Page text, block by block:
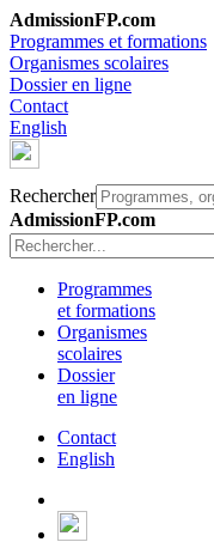
AdmissionFP.com
Programmes et formations
Organismes scolaires
Dossier en ligne
Contact
English
Rechercher
AdmissionFP.com
Programmes
et formations
Organismes
scolaires
Dossier
en ligne
Contact
English